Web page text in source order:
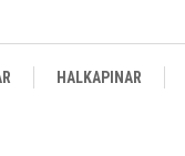
HALKAPINAR